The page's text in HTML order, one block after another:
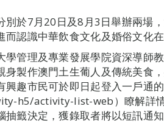
別於7月20日及8月3日舉辦兩場
認識中華飲食文化及婚俗文化在
學管理及專業發展學院資深導師
身製作澳門土生葡人及傳統美食
趣市民可於即日起登入一戶通
h5/activity-list-web）瞭解詳
抽籤決定，獲錄取者將以短訊通